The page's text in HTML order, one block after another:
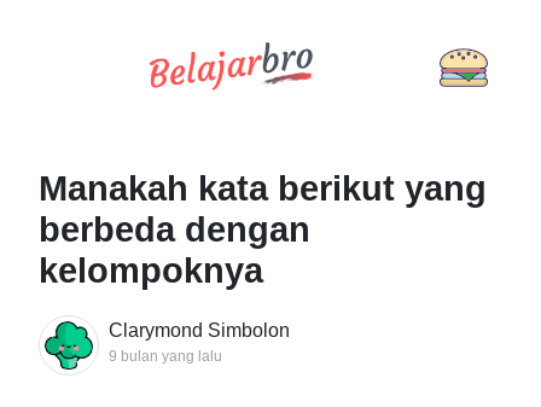
Manakah kata berikut yang
berbeda dengan
kelompoknya
Clarymond Simbolon
9 bulan yang lalu